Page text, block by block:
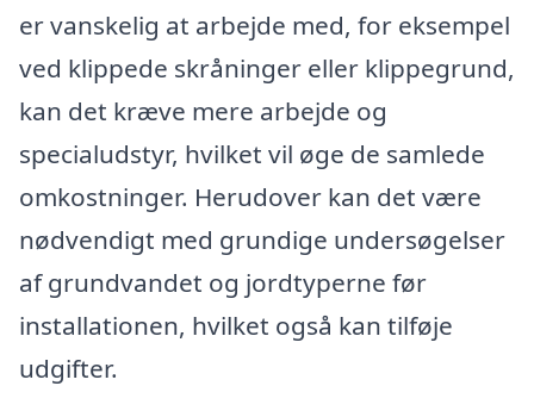
er vanskelig at arbejde med, for eksempel
ved klippede skråninger eller klippegrund,
kan det kræve mere arbejde og
specialudstyr, hvilket vil øge de samlede
omkostninger. Herudover kan det være
nødvendigt med grundige undersøgelser
af grundvandet og jordtyperne før
installationen, hvilket også kan tilføje
udgifter.